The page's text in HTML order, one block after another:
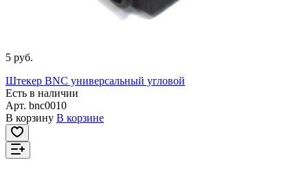
5 руб.
Штекер BNC универсальный угловой
Есть в наличии
Арт. bnc0010
В корзину В корзине